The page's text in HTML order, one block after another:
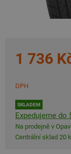
1 736
DPH
SKLADEM
Expedujeme do
Na prodejně v
Centrální sklad 20